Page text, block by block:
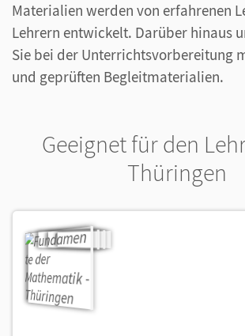
Materialien werden von erfahrenen
Lehrern entwickelt. Darüber hinaus
Sie bei der Unterrichtsvorbereitung
und geprüften Begleitmaterialien.
Geeignet für den
Thüringen